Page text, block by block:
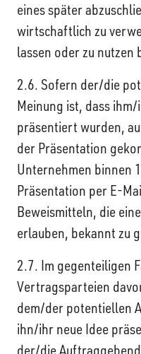
eines später
wirtschaftlich zu
lassen oder zu nutzen
2.6. Sofern der/die
Meinung ist, dass
präsentiert wurden,
der Präsentation
Unternehmen binnen
Präsentation per E-
Beweismitteln, die
erlauben, bekannt zu
2.7. Im gegenteiligen
Vertragsparteien
dem/der potentiellen
ihn/ihr neue Idee
der/die